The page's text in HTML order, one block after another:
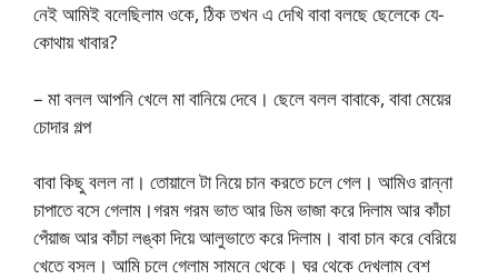
নেই আমিই বলেছিলাম ওকে, ঠিক তখন এ দেখি বাবা বলছে ছেলেকে যে-
কোথায় খাবার?
– মা বলল আপনি খেলে মা বানিয়ে দেবে। ছেলে বলল বাবাকে, বাবা মেয়ের
চোদার গল্প
বাবা কিছু বলল না। তোয়ালে টা নিয়ে চান করতে চলে গেল। আমিও রান্না
চাপাতে বসে গেলাম।গরম গরম ভাত আর ডিম ভাজা করে দিলাম আর কাঁচা
পেঁয়াজ আর কাঁচা লঙ্কা দিয়ে আলুভাতে করে দিলাম। বাবা চান করে বেরিয়ে
খেতে বসল। আমি চলে গেলাম সামনে থেকে। ঘর থেকে দেখলাম বেশ